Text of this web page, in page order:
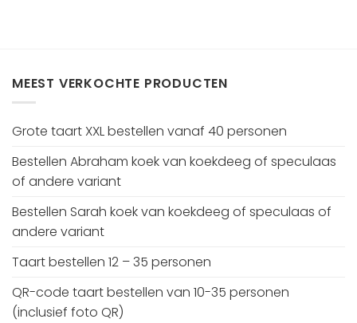
MEEST VERKOCHTE PRODUCTEN
Grote taart XXL bestellen vanaf 40 personen
Bestellen Abraham koek van koekdeeg of speculaas
of andere variant
Bestellen Sarah koek van koekdeeg of speculaas of
andere variant
Taart bestellen 12 – 35 personen
QR-code taart bestellen van 10-35 personen
(inclusief foto QR)